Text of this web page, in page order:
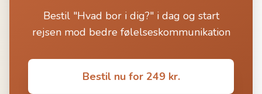
Bestil "Hvad bor i dig?" i dag og start
rejsen mod bedre følelseskommunikation
Bestil nu for 249 kr.